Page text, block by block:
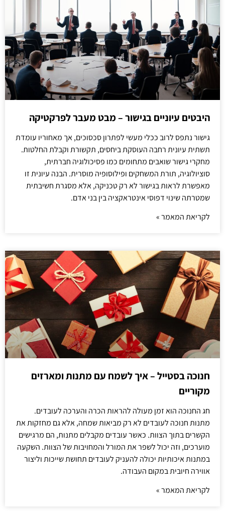
היבטים עיוניים בגישור – מבט מעבר לפרקטיקה
גישור נתפס לרוב ככלי מעשי לפתרון סכסוכים, אך מאחוריו עומדת
תשתית עיונית רחבה העוסקת ביחסים, תקשורת וקבלת החלטות.
מחקרי גישור שואבים מתחומים כמו פסיכולוגיה חברתית,
סוציולוגיה, תורת המשחקים ופילוסופיה מוסרית. הבנה עיונית זו
מאפשרת לראות בגישור לא רק טכניקה, אלא מסגרת חשיבתית
שמטרתה שינוי דפוסי אינטראקציה בין בני אדם.
לקריאת המאמר »
חנוכה בסטייל – איך לשמח עם מתנות ומארזים
מקוריים
חג החנוכה הוא זמן מעולה להראות הכרה והערכה לעובדים.
מתנות חנוכה לעובדים לא רק מביאות שמחה, אלא גם מחזקות את
הקשרים בתוך הצוות. כאשר עובדים מקבלים מתנות, הם מרגישים
מוערכים, וזה יכול לשפר את המורל והמחויבות של הצוות. השקעה
במתנות איכותיות יכולה להעניק לעובדים תחושת שייכות וליצור
אווירה חיובית במקום העבודה.
לקריאת המאמר »